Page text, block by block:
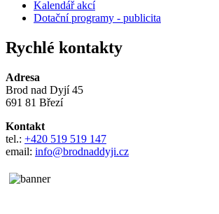
Kalendář akcí
Dotační programy - publicita
Rychlé kontakty
Adresa
Brod nad Dyjí 45
691 81 Březí
Kontakt
tel.: +420 519 519 147
email: info@brodnaddyji.cz